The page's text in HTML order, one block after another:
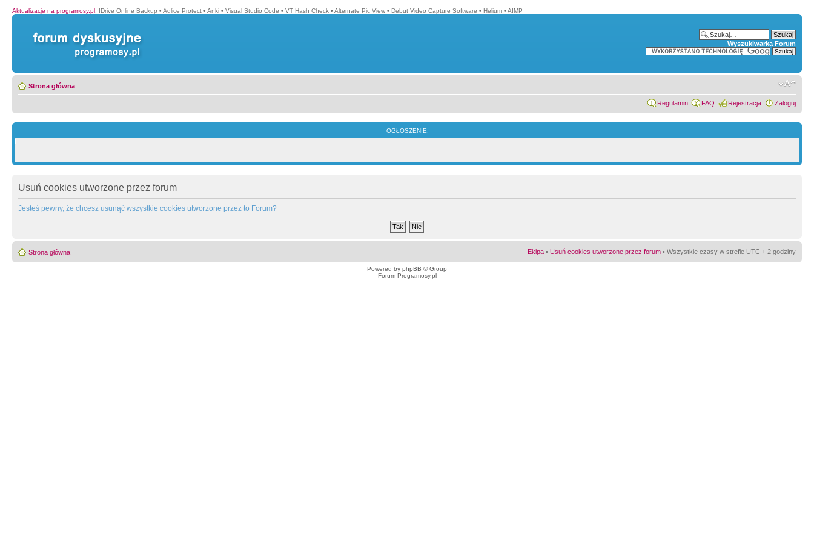
Aktualizacje na programosy.pl: IDrive Online Backup • Adlice Protect • Anki • Visual Studio Code • VT Hash Check • Alternate Pic View • Debut Video Capture Software • Helium • AIMP
Wyszukiwarka Forum
Strona główna
Regulamin FAQ Rejestracja Zaloguj
OGŁOSZENIE:
Usuń cookies utworzone przez forum
Jesteś pewny, że chcesz usunąć wszystkie cookies utworzone przez to Forum?
Strona główna Ekipa • Usuń cookies utworzone przez forum • Wszystkie czasy w strefie UTC + 2 godziny
Powered by phpBB © Group
Forum Programosy.pl